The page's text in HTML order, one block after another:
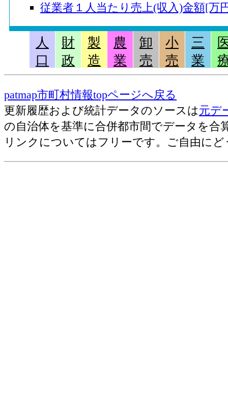
従業者１人当たり売上(収入)金額[万
運輸業,郵便業
売上(収入)金額[百万円](2014)
事業所数(2012)
従業者数[人](2012)
１事業所当たり従業者数[人](2012)
人
口
財
政
製
造
農
業
卸
売
小
売
三
業
patmap市町村情報topページへ戻る
更新履歴および統計データのソースは元デ
の自治体を基準に合併都市間でデータを合
リンクについてはフリーです。ご自由にど